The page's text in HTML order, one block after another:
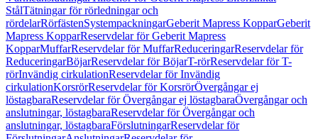
StålTätningar för rörledningar och
rördelarRörfästenSystempackningarGeberit Mapress KopparGeberit
Mapress KopparReservdelar för Geberit Mapress
KopparMuffarReservdelar för MuffarReduceringarReservdelar för
ReduceringarBöjarReservdelar för BöjarT-rörReservdelar för T-
rörInvändig cirkulationReservdelar för Invändig
cirkulationKorsrörReservdelar för KorsrörÖvergångar ej
löstagbaraReservdelar för Övergångar ej löstagbaraÖvergångar och
anslutningar, löstagbaraReservdelar för Övergångar och
anslutningar, löstagbaraFörslutningarReservdelar för